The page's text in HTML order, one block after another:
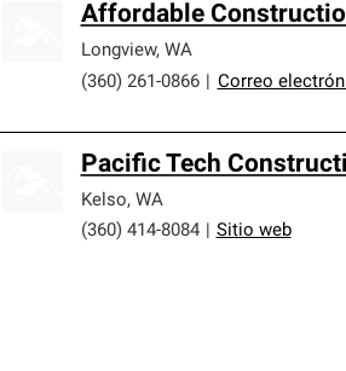
Affordable
Longview, WA
(360) 261-0866
Correo
Pacific Tech
Kelso, WA
(360) 414-8084
Sitio web